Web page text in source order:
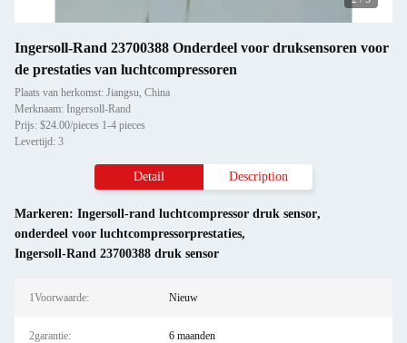
Ingersoll-Rand 23700388 Onderdeel voor druksensoren voor
de prestaties van luchtcompressoren
Plaats van herkomst: Jiangsu, China
Merknaam: Ingersoll-Rand
Prijs: $24.00/pieces 1-4 pieces
Levertijd: 3
Detail Description
Markeren: Ingersoll-rand luchtcompressor druk sensor,
onderdeel voor luchtcompressorprestaties,
Ingersoll-Rand 23700388 druk sensor
1Voorwaarde: Nieuw
2garantie: 6 maanden